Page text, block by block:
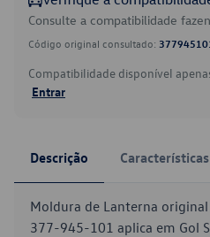
Consulte a compatibilidade
Código original consultado:
Compatibilidade disponível
Entrar
Descrição Características
Moldura de Lanterna
377-945-101 aplica em Gol